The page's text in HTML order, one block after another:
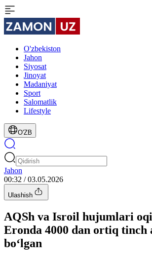
O'zbekiston
Jahon
Siyosat
Jinoyat
Madaniyat
Sport
Salomatlik
Lifestyle
O'ZB
Jahon
00:32 / 03.05.2026
Ulashish
AQSh va Isroil hujumlari
Eronda 4000 dan ortiq tinch
bo‘lgan